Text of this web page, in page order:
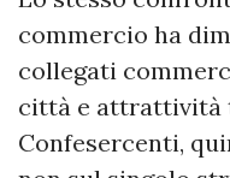
commercio ha
collegati
città e attrattività
Confesercenti,